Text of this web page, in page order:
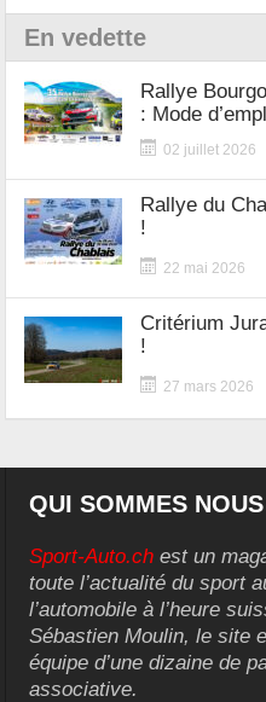
En vedette
Rallye
: Mode
02 juillet 2026
Rallye du
!
22 mai 2026
Critérium
!
27 mars 2026
QUI SOMMES
Sport-Auto.ch est un
toute l’actualité du sport
l’automobile à l’heure
Sébastien Moulin, le site
équipe d’une dizaine de
associative.